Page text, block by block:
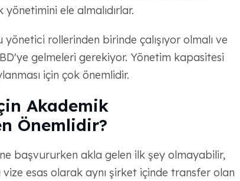
ele almalıdırlar.
yönetici rollerinden birinde çalışıyor olmalı ve
gelmeleri gerekiyor. Yönetim kapasitesi
için çok önemlidir.
Akademik
Önemlidir?
başvururken akla gelen ilk şey olmayabilir,
esas olarak aynı şirket içinde transfer olan